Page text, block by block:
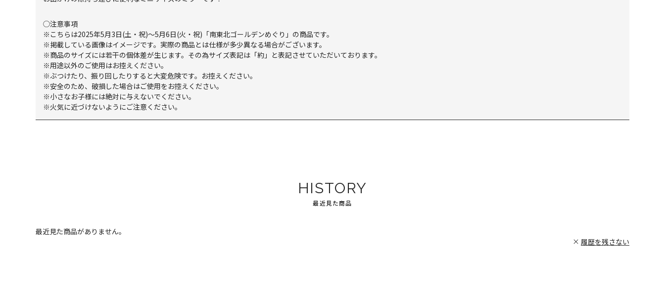
◯注意事項
※こちらは2025年5月3日(土・祝)～5月6日(火・祝)「南東北ゴールデンめぐり」の商品です。
※掲載している画像はイメージです。実際の商品とは仕様が多少異なる場合がございます。
※商品のサイズには若干の個体差が生じます。その為サイズ表記は「約」と表記させていただいております。
※用途以外のご使用はお控えください。
※ぶつけたり、振り回したりすると大変危険です。お控えください。
※安全のため、破損した場合はご使用をお控えください。
※小さなお子様には絶対に与えないでください。
※火気に近づけないようにご注意ください。
HISTORY
最近見た商品
最近見た商品がありません。
履歴を残さない